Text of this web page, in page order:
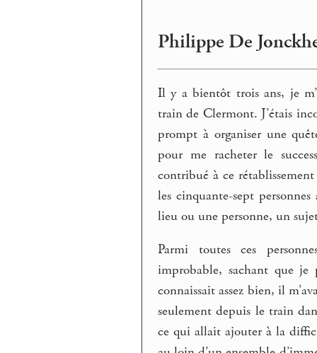
Philippe De
Il y a bientôt trois ans, je
train de Clermont. J’étais
prompt à organiser une
pour me racheter le
contribué à ce
les cinquante-sept
lieu ou une personne, un
Parmi toutes ces
improbable, sachant que
connaissait assez bien, il
seulement depuis le train
ce qui allait ajouter à la